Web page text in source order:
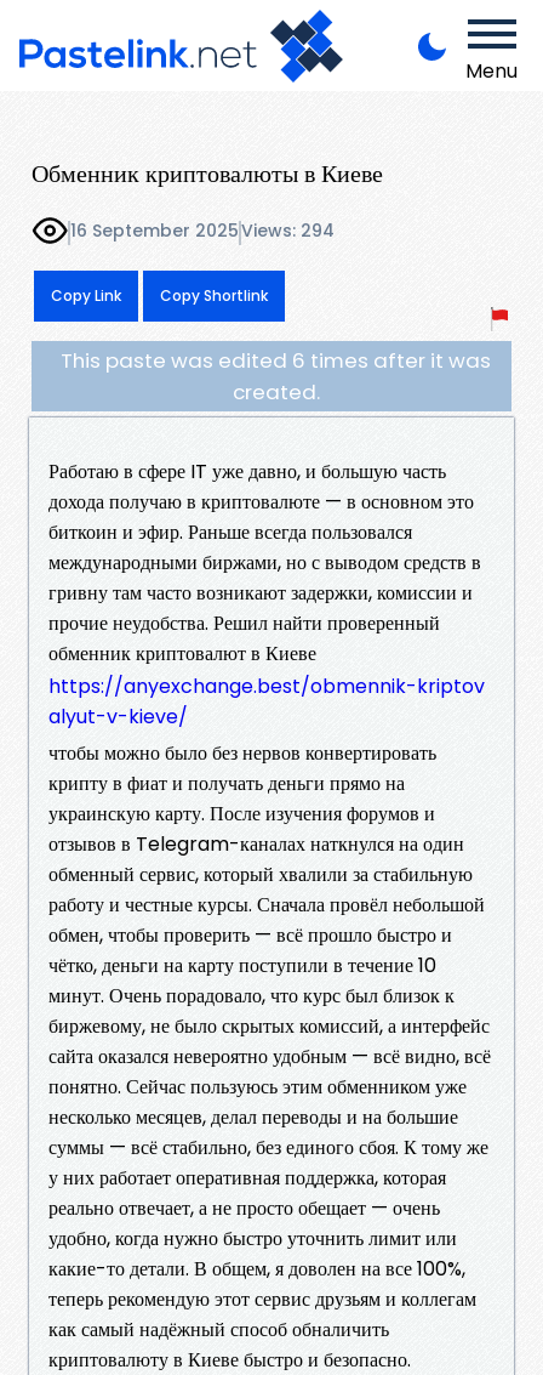
Menu
Обменник криптовалюты в Киеве
16 September 2025Views: 294
Copy Link Copy Shortlink
This paste was edited 6 times after it was
created.
Работаю в сфере IT уже давно, и большую часть
дохода получаю в криптовалюте — в основном это
биткоин и эфир. Раньше всегда пользовался
международными биржами, но с выводом средств в
гривну там часто возникают задержки, комиссии и
прочие неудобства. Решил найти проверенный
обменник криптовалют в Киеве
https://anyexchange.best/obmennik-kriptov
alyut-v-kieve/
чтобы можно было без нервов конвертировать
крипту в фиат и получать деньги прямо на
украинскую карту. После изучения форумов и
отзывов в Telegram-каналах наткнулся на один
обменный сервис, который хвалили за стабильную
работу и честные курсы. Сначала провёл небольшой
обмен, чтобы проверить — всё прошло быстро и
чётко, деньги на карту поступили в течение 10
минут. Очень порадовало, что курс был близок к
биржевому, не было скрытых комиссий, а интерфейс
сайта оказался невероятно удобным — всё видно, всё
понятно. Сейчас пользуюсь этим обменником уже
несколько месяцев, делал переводы и на большие
суммы — всё стабильно, без единого сбоя. К тому же
у них работает оперативная поддержка, которая
реально отвечает, а не просто обещает — очень
удобно, когда нужно быстро уточнить лимит или
какие-то детали. В общем, я доволен на все 100%,
теперь рекомендую этот сервис друзьям и коллегам
как самый надёжный способ обналичить
криптовалюту в Киеве быстро и безопасно.